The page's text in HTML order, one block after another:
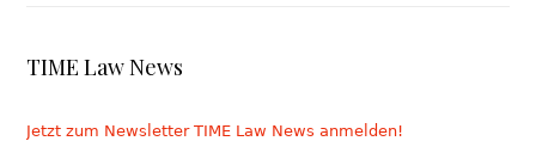
TIME Law News
Jetzt zum Newsletter TIME Law News anmelden!